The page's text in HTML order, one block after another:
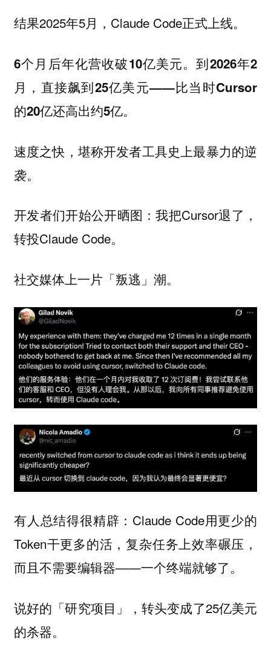
结果2025年5月，Claude Code正式上线。
6个月后年化营收破10亿美元。到2026年2
月，直接飙到25亿美元——比当时Cursor
的20亿还高出约5亿。
速度之快，堪称开发者工具史上最暴力的逆
袭。
开发者们开始公开晒图：我把Cursor退了，
转投Claude Code。
社交媒体上一片「叛逃」潮。
有人总结得很精辟：Claude Code用更少的
Token干更多的活，复杂任务上效率碾压，
而且不需要编辑器——一个终端就够了。
说好的「研究项目」，转头变成了25亿美元
的杀器。